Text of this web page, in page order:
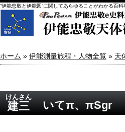
“伊能忠敬と伊能図”に関してあらゆることがわかる百科
ホーム » 伊能測量旅程・人物全覧 » 天
建三
けんさん
いてπ、πSgr